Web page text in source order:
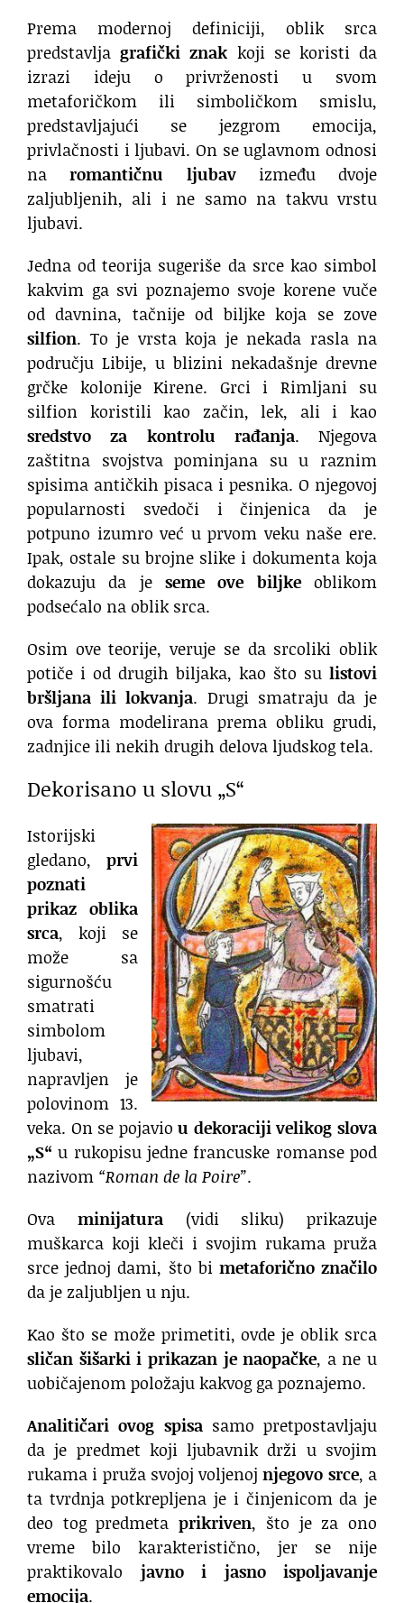
Prema modernoj definiciji, oblik srca
predstavljagrafički znak koji se koristi da
izrazi ideju o privrženosti u svom
metaforičkom ili simboličkom smislu,
predstavljajući se jezgrom emocija,
privlačnosti i ljubavi. On se uglavnom odnosi
naromantičnu ljubavizmeđu dvoje
zaljubljenih, ali i ne samo na takvu vrstu
ljubavi.
Jedna od teorija sugeriše da srce kao simbol
kakvim ga svi poznajemo svoje korene vuče
od davnina, tačnije od biljke koja se zove
silfion. To je vrsta koja je nekada rasla na
području Libije, u blizini nekadašnje drevne
grčke kolonije Kirene. Grci i Rimljani su
silfion koristili kao začin, lek, ali i kao
sredstvo za kontrolu rađanja. Njegova
zaštitna svojstva pominjana su u raznim
spisima antičkih pisaca i pesnika. O njegovoj
popularnosti svedoči i činjenica da je
potpuno izumro već u prvom veku naše ere.
Ipak, ostale su brojne slike i dokumenta koja
dokazuju da je seme ove biljkeoblikom
podsećalo na oblik srca.
Osim ove teorije, veruje se da srcoliki oblik
potiče i od drugih biljaka, kao što su listovi
bršljana ili lokvanja. Drugi smatraju da je
ova forma modelirana prema obliku grudi,
zadnjice ili nekih drugih delova ljudskog tela.
Dekorisano u slovu „S“
Istorijski
gledano, prvi
poznati
prikaz oblika
srca, koji se
može sa
sigurnošću
smatrati
simbolom
ljubavi,
napravljen je
polovinom 13.
veka. On se pojaviou dekoraciji velikog slova
„S“ u rukopisu jedne francuske romanse pod
nazivom “Roman de la Poire”.
Ova minijatura(vidi sliku) prikazuje
muškarca koji kleči i svojim rukama pruža
srce jednoj dami, što bi metaforično značilo
da je zaljubljen u nju.
Kao što se može primetiti, ovde je oblik srca
sličan šišarki i prikazan je naopačke, a ne u
uobičajenom položaju kakvog ga poznajemo.
Analitičari ovog spisasamo pretpostavljaju
da je predmet koji ljubavnik drži u svojim
rukama i pruža svojoj voljenojnjegovo srce, a
ta tvrdnja potkrepljena je i činjenicom da je
deo tog predmetaprikriven, što je za ono
vreme bilo karakteristično, jer se nije
praktikovalo javno i jasno ispoljavanje
emocija.